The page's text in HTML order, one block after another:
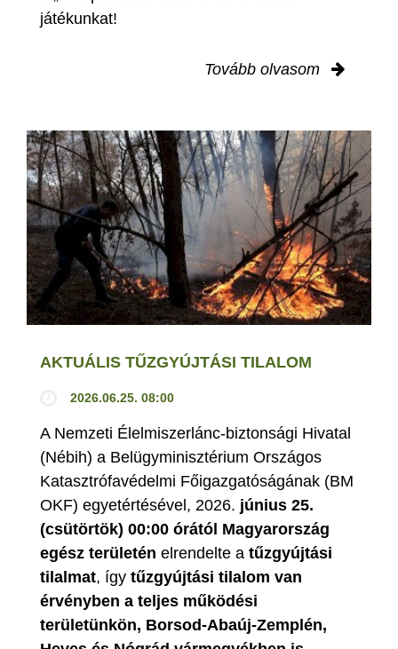
játékunkat!
Tovább olvasom
AKTUÁLIS TŰZGYÚJTÁSI TILALOM
2026.06.25. 08:00
A Nemzeti Élelmiszerlánc-biztonsági Hivatal
(Nébih) a Belügyminisztérium Országos
Katasztrófavédelmi Főigazgatóságának (BM
OKF) egyetértésével, 2026. június 25.
(csütörtök) 00:00 órától Magyarország
egész területén elrendelte a tűzgyújtási
tilalmat, így tűzgyújtási tilalom van
érvényben a teljes működési
területünkön, Borsod-Abaúj-Zemplén,